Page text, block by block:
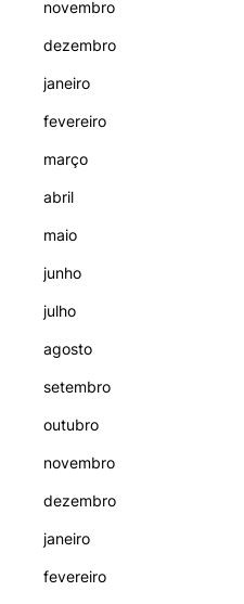
novembro
dezembro
janeiro
fevereiro
março
abril
maio
junho
julho
agosto
setembro
outubro
novembro
dezembro
janeiro
fevereiro